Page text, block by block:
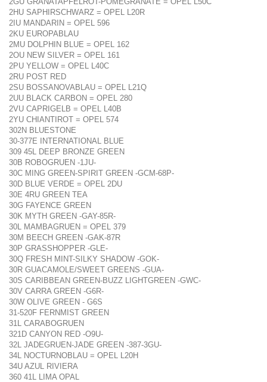
2HU SAPHIRSCHWARZ = OPEL L20R
2IU MANDARIN = OPEL 596
2KU EUROPABLAU
2MU DOLPHIN BLUE = OPEL 162
2OU NEW SILVER = OPEL 161
2PU YELLOW = OPEL L40C
2RU POST RED
2SU BOSSANOVABLAU = OPEL L21Q
2UU BLACK CARBON = OPEL 280
2VU CAPRIGELB = OPEL L40B
2YU CHIANTIROT = OPEL 574
302N BLUESTONE
30-377E INTERNATIONAL BLUE
309 45L DEEP BRONZE GREEN
30B ROBOGRUEN -1JU-
30C MING GREEN-SPIRIT GREEN -GCM-68P-
30D BLUE VERDE = OPEL 2DU
30E 4RU GREEN TEA
30G FAYENCE GREEN
30K MYTH GREEN -GAY-85R-
30L MAMBAGRUEN = OPEL 379
30M BEECH GREEN -GAK-87R
30P GRASSHOPPER -GLE-
30Q FRESH MINT-SILKY SHADOW -GOK-
30R GUACAMOLE/SWEET GREENS -GUA-
30S CARIBBEAN GREEN-BUZZ LIGHTGREEN -GWC-
30V CARRA GREEN -G6R-
30W OLIVE GREEN - G6S
31-520F FERNMIST GREEN
31L CARABOGRUEN
321D CANYON RED -O9U-
32L JADEGRUEN-JADE GREEN -387-3GU-
34L NOCTURNOBLAU = OPEL L20H
34U AZUL RIVIERA
360 41L LIMA OPAL